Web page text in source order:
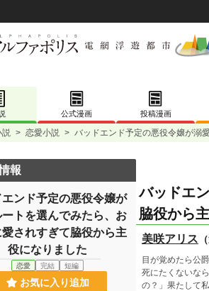
公式漫画 投稿漫画
説 > 恋愛小説 > バッドエンド予定の悪役令嬢が溺
バッドエ
脇役から
美咲アリス
目が覚めたら公
死にたくないな
の？」果たして
報
ンド予定の悪役令嬢が
トを選んでみたら、お
愛されすぎて脇役から主
役になりました
恋愛 完結 短編
お気に入り追加